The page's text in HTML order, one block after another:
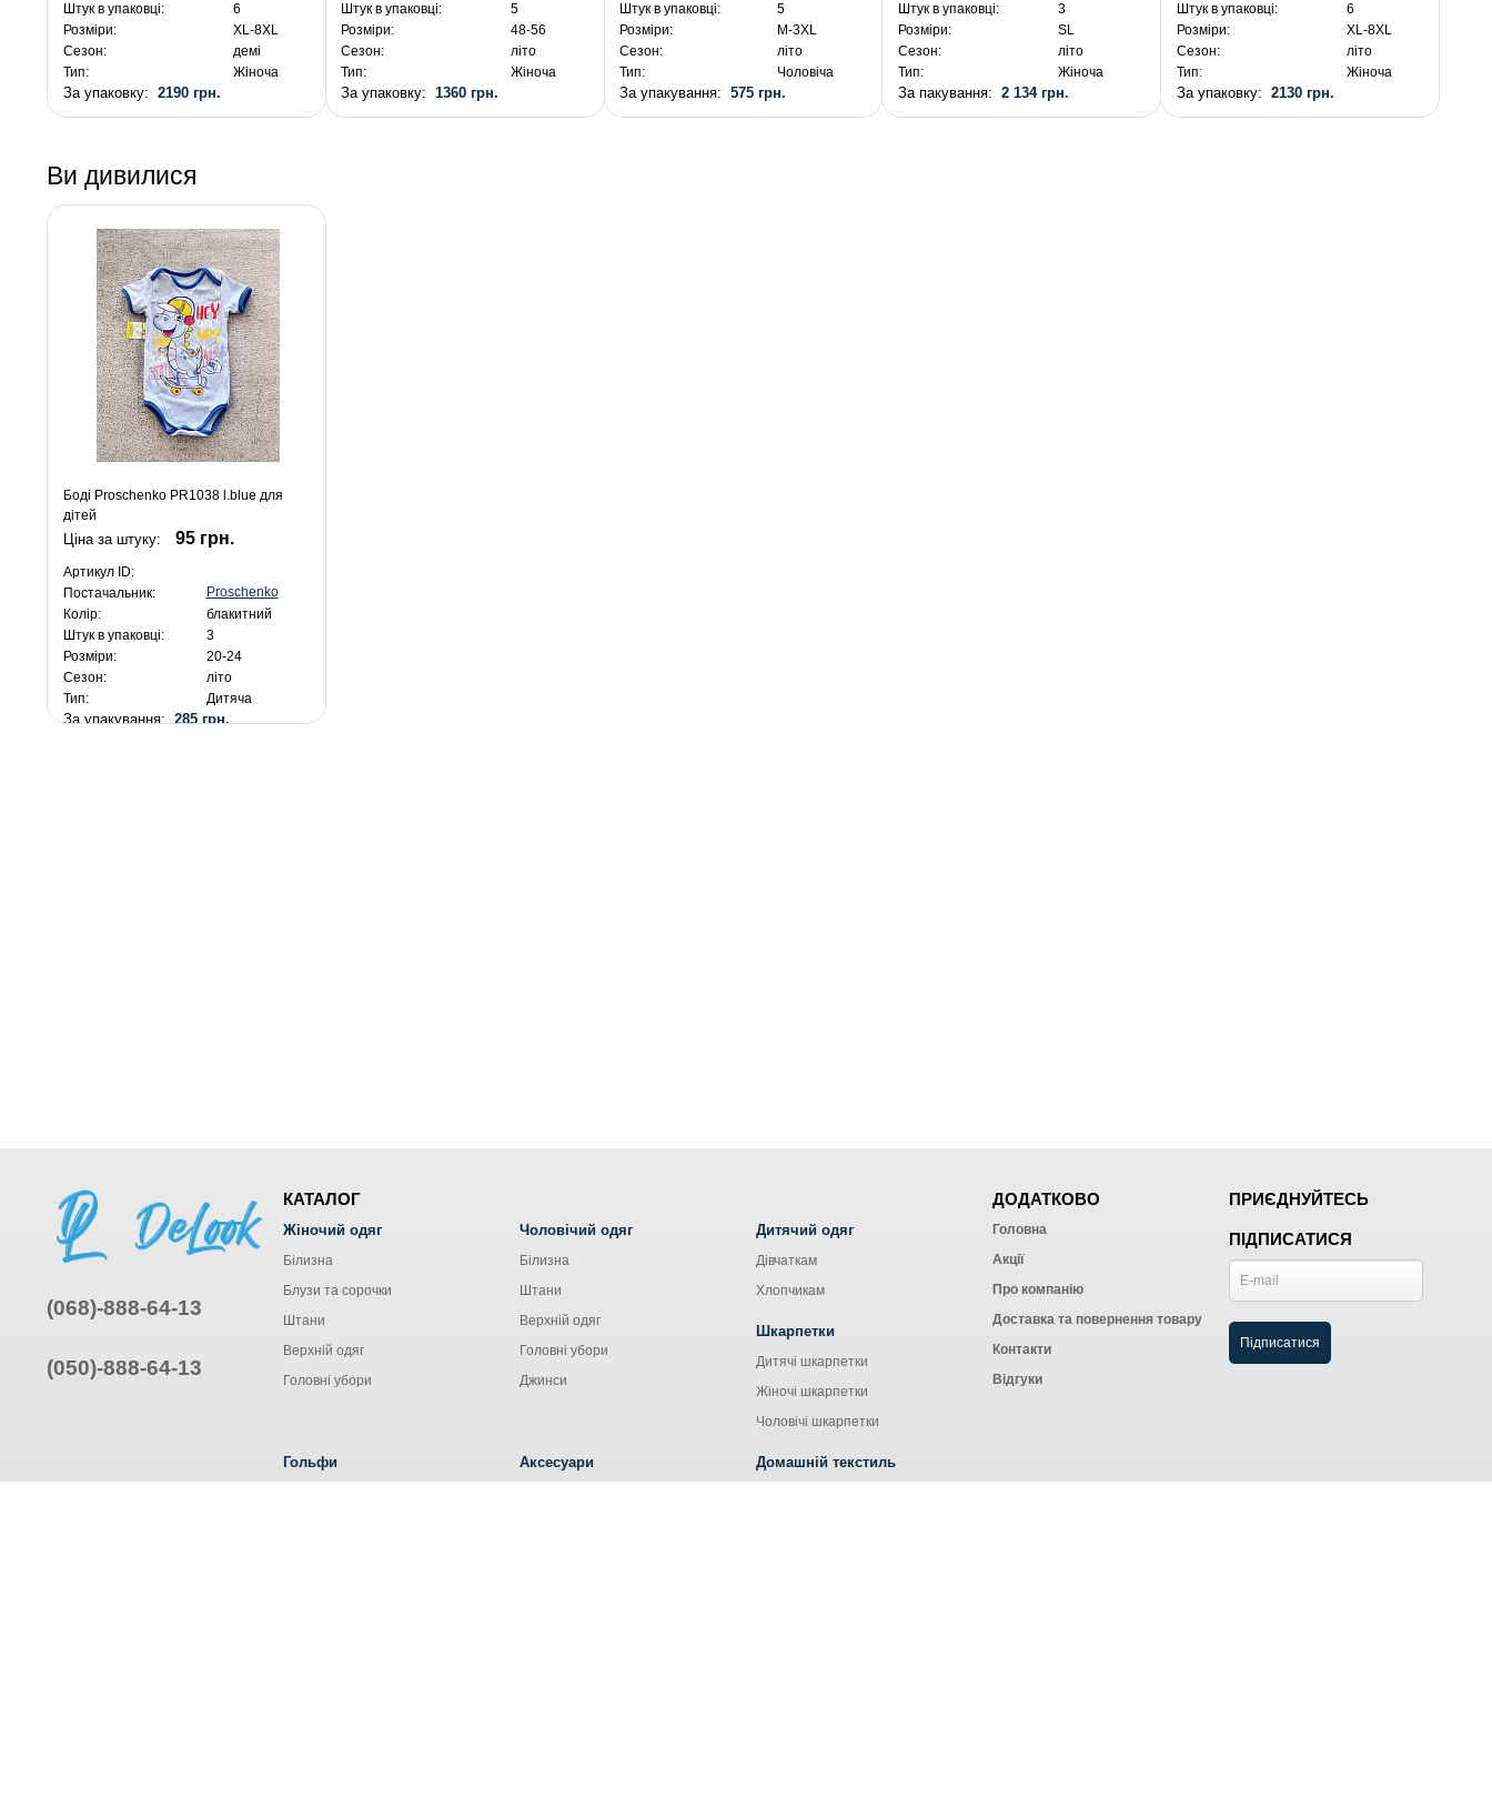
Штук в упаковці:
6
Розміри:
XL-8XL
Сезон:
демі
Тип:
Жіноча
За упаковку: 2190 грн.
Штук в упаковці:
5
Розміри:
48-56
Сезон:
літо
Тип:
Жіноча
За упаковку:1360 грн.
Штук в упаковці:
5
Розміри:
M-3XL
Сезон:
літо
Тип:
Чоловіча
За упакування:575 грн.
Штук в упаковці:
3
Розміри:
SL
Сезон:
літо
Тип:
Жіноча
За пакування: 2 134 грн.
Штук в упаковці:
6
Розміри:
XL-8XL
Сезон:
літо
Тип:
Жіноча
За упаковку: 2130 грн.
Ви дивилися
Боді Proschenko PR1038 l.blue для
дітей
Ціна за штуку: 95 грн.
Артикул ID:
Постачальник:
Proschenko
Колір:
блакитний
Штук в упаковці:
3
Розміри:
20-24
Сезон:
літо
Тип:
Дитяча
За упакування:285 грн.
(068)-888-64-13
(050)-888-64-13
КАТАЛОГ
Жіночий одяг
Білизна
Блузи та сорочки
Штани
Верхній одяг
Головні убори
Чоловічий одяг
Білизна
Штани
Верхній одяг
Головні убори
Джинси
Дитячий одяг
Дівчаткам
Хлопчикам
Шкарпетки
Дитячі шкарпетки
Жіночі шкарпетки
Чоловічі шкарпетки
Гольфи Аксесуари Домашній текстиль
ДОДАТКОВО
Головна
Акції
Про компанію
Доставка та повернення товару
Контакти
Відгуки
ПРИЄДНУЙТЕСЬ
ПІДПИСАТИСЯ